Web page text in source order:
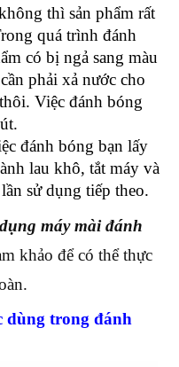
thì sản phẩm rất
quá trình đánh
có bị ngả sang màu
phải xả nước cho
Việc đánh bóng
đánh bóng bạn lấy
lau khô, tắt máy và
sử dụng tiếp theo.
máy mài đánh
khảo để có thể thực
dùng trong đánh